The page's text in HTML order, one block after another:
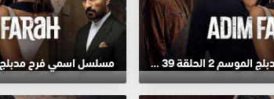
مسلسل اسمي فرح مدبلج الموسم 2 الحلقة 39 HD